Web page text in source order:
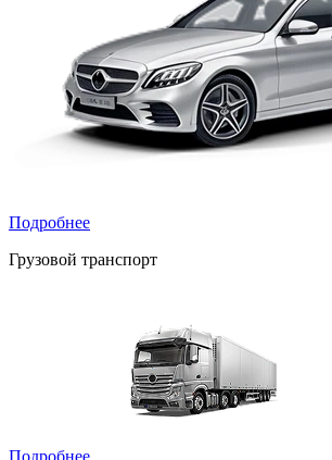
Подробнее
Грузовой транспорт
Подробнее